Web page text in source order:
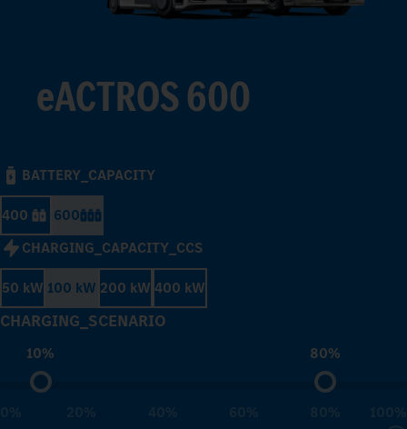
eACTROS 600
BATTERY_CAPACITY
400
600
CHARGING_CAPACITY_CCS
50 kW 100 kW 200 kW 400 kW
CHARGING_SCENARIO
10% 80%